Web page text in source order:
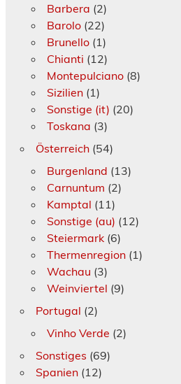
Barbera (2)
Barolo(22)
Brunello(1)
Chianti (12)
Montepulciano(8)
Sizilien(1)
Sonstige (it) (20)
Toskana (3)
Österreich(54)
Burgenland (13)
Carnuntum (2)
Kamptal (11)
Sonstige (au) (12)
Steiermark(6)
Thermenregion(1)
Wachau (3)
Weinviertel (9)
Portugal (2)
Vinho Verde (2)
Sonstiges (69)
Spanien(12)